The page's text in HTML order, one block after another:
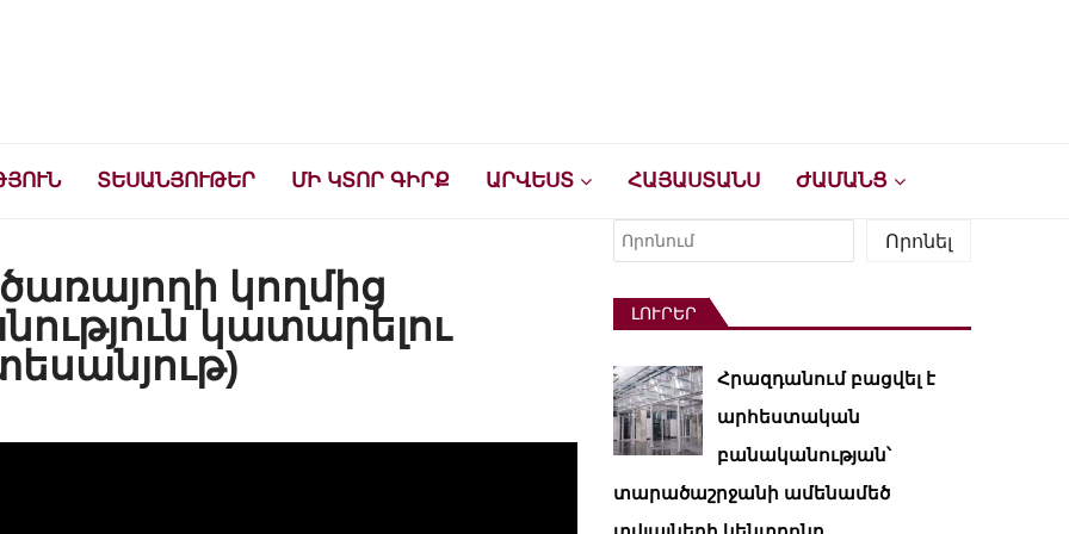
ՏԵՍԱՆՅՈՒԹԵՐ ՄԻ ԿՏՈՐ ԳԻՐՔ ԱՐՎԵՍՏ ՀԱՅԱՍՏԱՆՍ ԺԱՄԱՆՑ
կողմից
կատարելու
Որոնել
Որոնել
ԼՈՒՐԵՐ
Հրազդանում բացվել է
արհեստական ​​
բանականության՝
տարածաշրջանի ամենամեծ